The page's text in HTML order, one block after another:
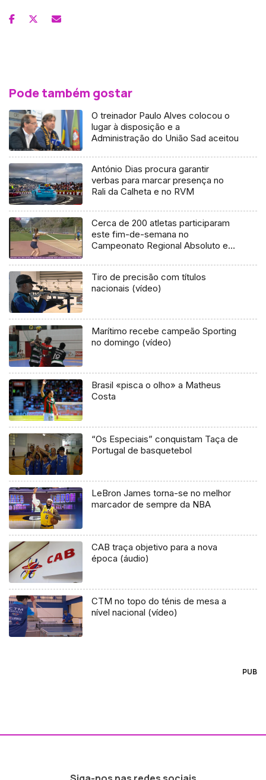
Pode também gostar
O treinador Paulo Alves colocou o
lugar à disposição e a
Administração do União Sad aceitou
António Dias procura garantir
verbas para marcar presença no
Rali da Calheta e no RVM
Cerca de 200 atletas participaram
este fim-de-semana no
Campeonato Regional Absoluto em
Tiro de precisão com títulos
nacionais (vídeo)
Marítimo recebe campeão Sporting
no domingo (vídeo)
Brasil «pisca o olho» a Matheus
Costa
“Os Especiais” conquistam Taça de
Portugal de basquetebol
LeBron James torna-se no melhor
marcador de sempre da NBA
CAB traça objetivo para a nova
época (áudio)
CTM no topo do ténis de mesa a
nível nacional (vídeo)
PUB